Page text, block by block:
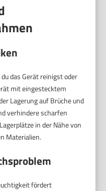
das Gerät reinigst oder
mit eingestecktem
Lagerung auf Brüche und
verhindere scharfen
in der Nähe von
Materialien.
fördert